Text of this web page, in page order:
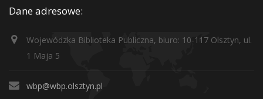
Dane adresowe:
Wojewódzka Biblioteka Publiczna, biuro: 10-117 Olsztyn, ul.
1 Maja 5
wbp@wbp.olsztyn.pl